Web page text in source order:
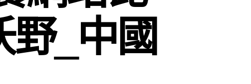
野_中國